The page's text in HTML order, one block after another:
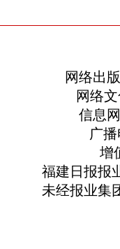
网络出
网络
信息
广
增
福建日报报
未经报业集